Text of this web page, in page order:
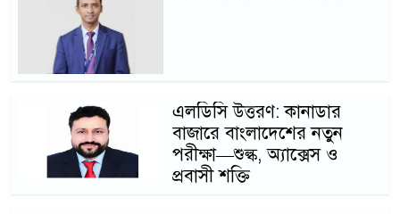
এলডিসি উত্তরণ: কানাডার
বাজারে বাংলাদেশের নতুন
পরীক্ষা—শুল্ক, অ্যাক্সেস ও
প্রবাসী শক্তি